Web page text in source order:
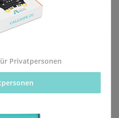
Produkt werden direkt an
Gymnasium Mainz)
Privatpersonen